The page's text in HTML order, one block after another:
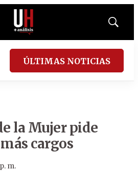
Mostrar
ÚLTIMAS NOTICIAS
la Mujer pide
cargos
m.